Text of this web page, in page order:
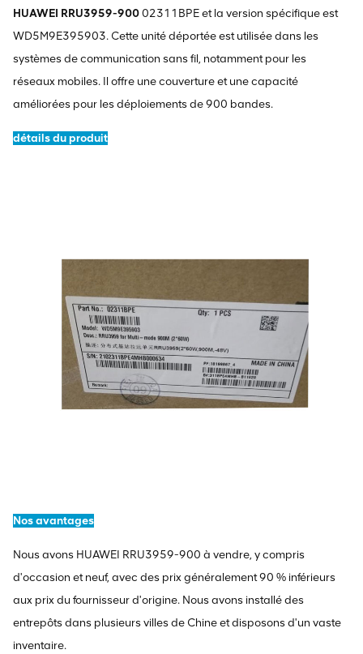
HUAWEI RRU3959-90002311BPE et la version spécifique est
WD5M9E395903. Cette unité déportée est utilisée dans les
systèmes de communication sans fil, notamment pour les
réseaux mobiles. Il offre une couverture et une capacité
améliorées pour les déploiements de 900 bandes.
détails du produit
Nos avantages
Nous avons HUAWEI RRU3959-900 à vendre, y compris
d'occasion et neuf, avec des prix généralement 90 % inférieurs
aux prix du fournisseur d'origine. Nous avons installé des
entrepôts dans plusieurs villes de Chine et disposons d'un vaste
inventaire.